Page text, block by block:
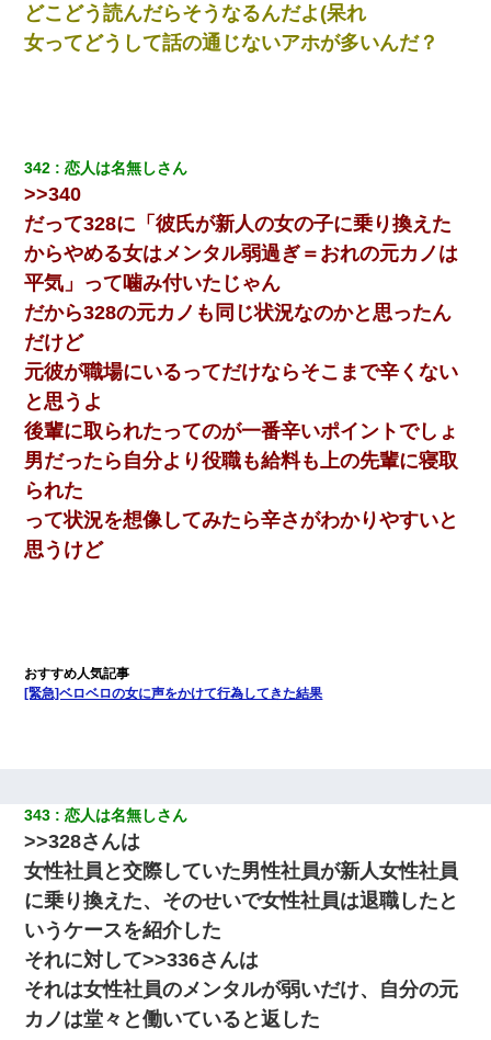
どこどう読んだらそうなるんだよ(呆れ
女ってどうして話の通じないアホが多いんだ？
342 恋人は名無しさん
>>340
だって328に「彼氏が新人の女の子に乗り換えた
からやめる女はメンタル弱過ぎ＝おれの元カノは
平気」って噛み付いたじゃん
だから328の元カノも同じ状況なのかと思ったん
だけど
元彼が職場にいるってだけならそこまで辛くない
と思うよ
後輩に取られたってのが一番辛いポイントでしょ
男だったら自分より役職も給料も上の先輩に寝取
られた
って状況を想像してみたら辛さがわかりやすいと
思うけど
[緊急]ベロベロの女に声をかけて行為してきた結果
343 恋人は名無しさん
>>328さんは
女性社員と交際していた男性社員が新人女性社員
に乗り換えた、そのせいで女性社員は退職したと
いうケースを紹介した
それに対して>>336さんは
それは女性社員のメンタルが弱いだけ、自分の元
カノは堂々と働いていると返した